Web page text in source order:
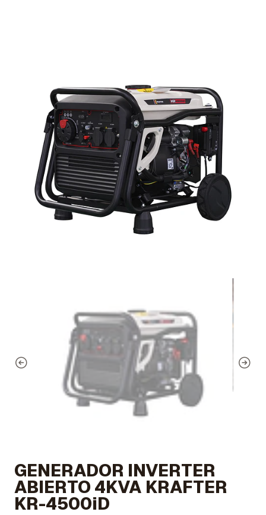
GENERADOR INVERTER
ABIERTO 4KVA KRAFTER
KR-4500iD